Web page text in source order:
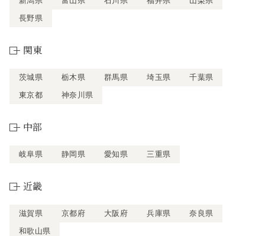
長野県
関東
茨城県 栃木県 群馬県 埼玉県
千葉県
東京都
神奈川県
中部
岐阜県 静岡県 愛知県 三重県
近畿
滋賀県 京都府 大阪府 兵庫県
奈良県
和歌山県